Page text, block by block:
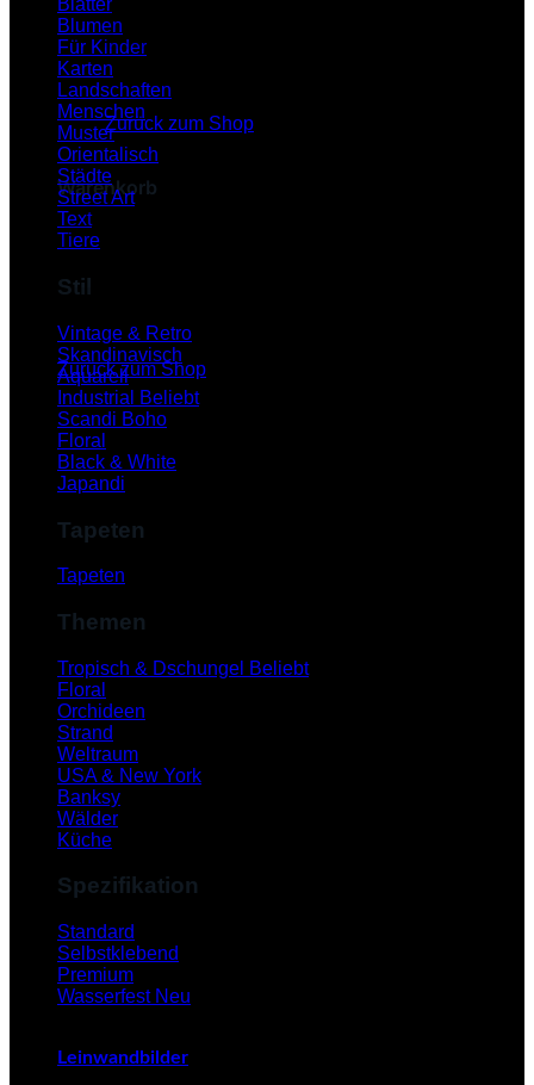
Es befinden sich keine Produkte im Warenkorb.
Zurück zum Shop
Warenkorb
Es befinden sich keine Produkte im Warenkorb.
Zurück zum Shop
Blätter
Blumen
Für Kinder
Karten
Landschaften
Menschen
Muster
Orientalisch
Städte
Street Art
Text
Tiere
Stil
Vintage & Retro
Skandinavisch
Aquarell
Industrial
Scandi Boho
Floral
Black & White
Japandi
Tapeten
Tapeten
Themen
Tropisch & Dschungel
Floral
Orchideen
Strand
Weltraum
USA & New York
Banksy
Wälder
Küche
Spezifikation
Standard
Selbstklebend
Premium
Wasserfest
Leinwandbilder